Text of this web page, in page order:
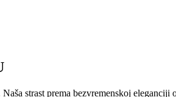
strast prema bezvremenskoj eleganciji